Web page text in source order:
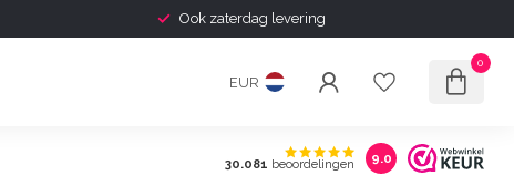
Ook zaterdag levering
EUR
0
30.081 beoordelingen 9.0